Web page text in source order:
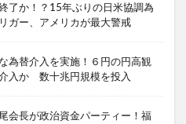
了か！？15年ぶりの日米協調為
ガー、アメリカが最大警戒
為替介入を実施！６円の円高観
入か 数十兆円規模を投入
会長が政治資金パーティー！福